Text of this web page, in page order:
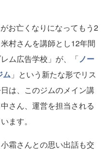
お亡くなりになってもう2
村さんを講師とし12年間
ム広告学校」が、「ノー
ム 」という新たな形でリス
は、このジムのメイン講
さん、運営を担当される
ます。
霜さんとの思い出話も交